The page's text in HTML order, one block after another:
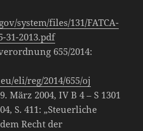
system/files/131/FATCA-
31-2013.pdf
655/2014:
eli/reg/2014/655/oj
März 2004, IV B 4 – S 1301
S. 411: „Steuerliche
Recht der